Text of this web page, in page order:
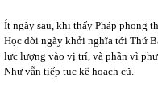
Ít ngày sau, khi thấy Pháp phong
Học dời ngày khởi nghĩa tới Thứ
lực lượng vào vị trí, và phần vì
Như vẫn tiếp tục kế hoạch cũ.